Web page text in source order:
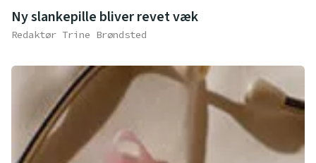
Ny slankepille bliver revet væk
Redaktør Trine Brøndsted